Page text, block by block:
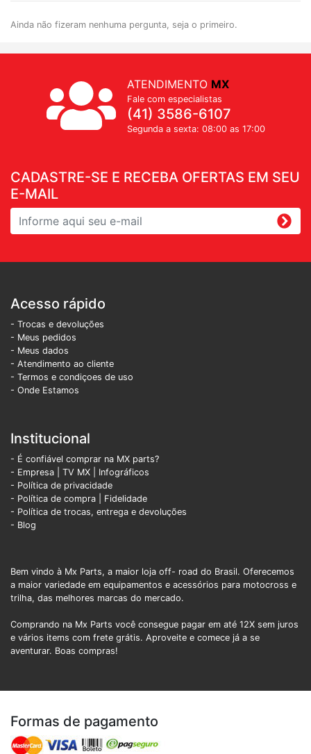
Ainda não fizeram nenhuma pergunta, seja o primeiro.
CADASTRE-SE E RECEBA OFERTAS EM SEU
E-MAIL
ATENDIMENTO MX
Fale com especialistas
(41) 3586-6107
Segunda a sexta: 08:00 as 17:00
Acesso rápido
- Trocas e devoluções
- Meus pedidos
- Meus dados
- Atendimento ao cliente
- Termos e condiçoes de uso
- Onde Estamos
Institucional
- É confiável comprar na MX parts?
- Empresa
TV MX
Infográficos
- Política de privacidade
- Política de compra | Fidelidade
- Política de trocas, entrega e devoluções
- Blog
Bem vindo à Mx Parts, a maior loja off- road do Brasil. Oferecemos
a maior variedade em equipamentos e acessórios para motocross e
trilha, das melhores marcas do mercado.
Comprando na Mx Parts você consegue pagar em até 12X sem juros
e vários items com frete grátis. Aproveite e comece já a se
aventurar. Boas compras!
Formas de pagamento